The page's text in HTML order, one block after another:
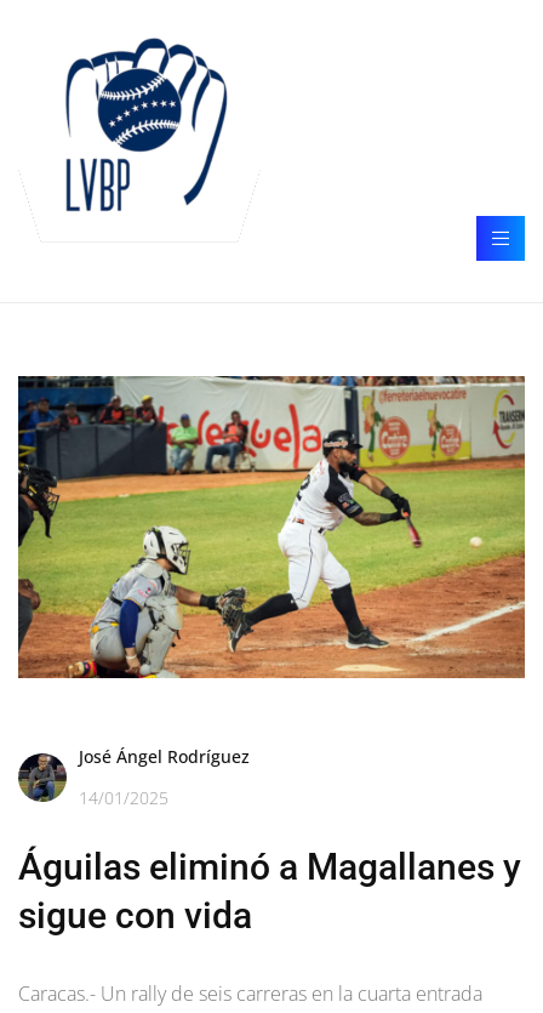
José Ángel Rodríguez
14/01/2025
Águilas eliminó a Magallanes y
sigue con vida
Caracas.- Un rally de seis carreras en la cuarta entrada